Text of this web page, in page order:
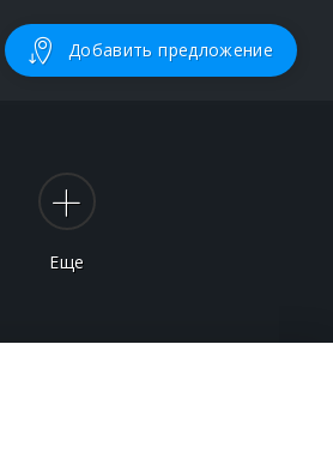
Добавить предложение
Еще